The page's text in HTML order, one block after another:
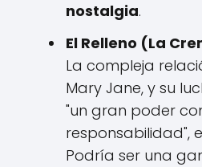
nostalgia.
El Relleno (La
La compleja
Mary Jane, y su
"un gran poder
responsabilidad",
Podría ser una